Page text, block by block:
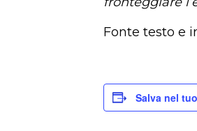
Fonte testo e
Salva nel